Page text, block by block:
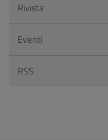
Rivista
Eventi
RSS